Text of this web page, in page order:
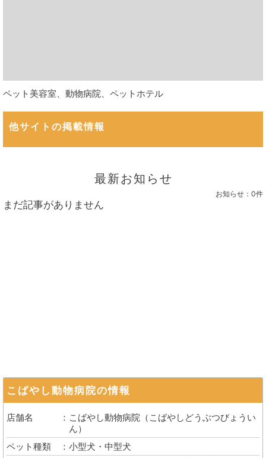
ペット美容室、動物病院、ペットホテル
他サイトの掲載情報
最新お知らせ
お知らせ： 0件
まだ記事がありません
こばやし動物病院の情報
店舗名 こばやし動物病院 （ こばやしどうぶつびょうい
ん）
ペット種類
小型犬・中型犬